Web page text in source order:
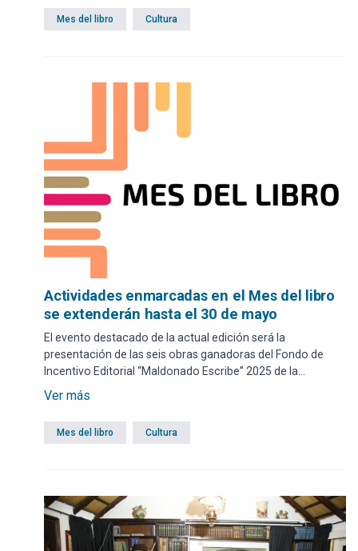
grandes autores y obras literarias.
Mes del libro Cultura
Actividades enmarcadas en el Mes del libro
se extenderán hasta el 30 de mayo
El evento destacado de la actual edición será la
presentación de las seis obras ganadoras del Fondo de
Incentivo Editorial “Maldonado Escribe” 2025 de la
Intendencia de Maldonado: cuatro de Maldonado y dos de
propuestas también incluye: presentación de obras
literarias, mediaciones de lectura, talleres de iniciación,
Ver más
Mes del libro Cultura